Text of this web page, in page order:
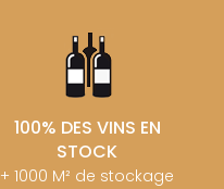
100% DES VINS EN
STOCK
+ 1000 M² de stockage